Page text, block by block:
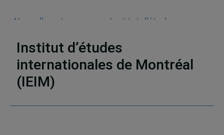
Nouvelles et annonces
Institut d'études
Institut d’études
internationales de Montréal
(IEIM)